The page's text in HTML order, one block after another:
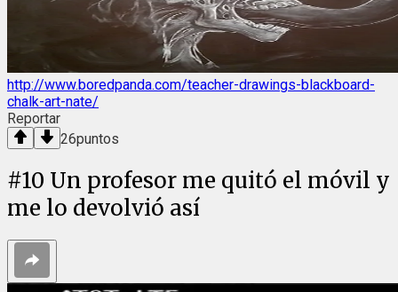
http://www.boredpanda.com/teacher-drawings-blackboard-
chalk-art-nate/
Reportar
26puntos
#10 Un profesor me quitó el móvil y
me lo devolvió así